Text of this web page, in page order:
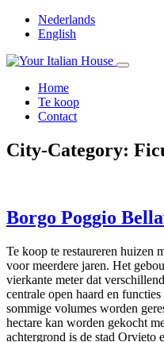
Nederlands
English
Home
Te koop
Contact
City-Category:
Borgo Poggio
Te koop te restaureren huizen
voor meerdere jaren. Het
vierkante meter dat
centrale open haard en
sommige volumes worden
hectare kan worden gekocht
achtergrond is de stad Orvieto